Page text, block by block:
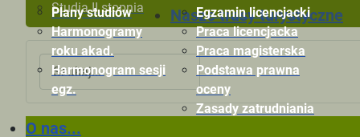
Plany studiów
Harmonogramy
roku akad.
Harmonogram sesji
egz.
Egzamin licencjacki
Praca licencjacka
Praca magisterska
Podstawa prawna
oceny
Zasady zatrudniania
Kryteria oceny
Studia II stopnia
Nasze trasy turystyczne
Szukaj
O nas...